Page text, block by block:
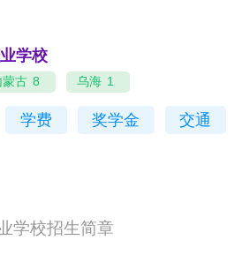
市级教学名师2人，市级师德标
区“草原英才工程”高技能团队
工程”高技能人才1人。有59个
应用、汽车运用与维修、幼儿
、中餐烹饪、护理、电气设备
学校
蒙古 8 乌海 1
学费 奖学金 交通
学校招生简章